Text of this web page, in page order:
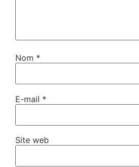
Nom *
E-mail *
Site web